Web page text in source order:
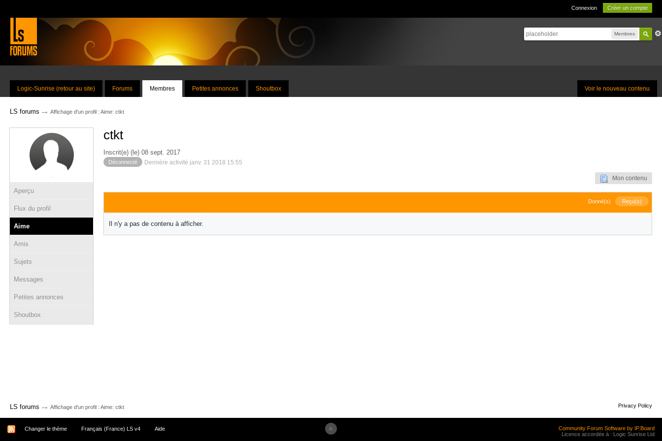
Connexion Créer un compte
Membres
Voir le nouveau contenu
Logic-Sunrise (retour au site) Forums Membres Petites annonces Shoutbox
LS forums → Affichage d'un profil : Aime: ctkt
Aperçu
Flux du profil
Aime
Amis
Sujets
Messages
Petites annonces
Shoutbox
ctkt
Inscrit(e) (le) 08 sept. 2017
Déconnecté Dernière activité janv. 31 2018 15:55
Mon contenu
Donné(s) Reçu(s)
Il n'y a pas de contenu à afficher.
LS forums → Affichage d'un profil : Aime: ctkt Privacy Policy
Changer le thème Français (France) LS v4 Aide
Community Forum Software by IP.Board
Licence accordée à : Logic Sunrise Ltd